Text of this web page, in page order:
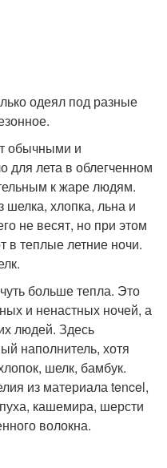
одеял под разные
обычными и
для лета в облегченном
к жаре людям.
шелка, хлопка, льна и
не весят, но при этом
теплые летние ночи.
больше тепла. Это
и ненастных ночей, а
людей. Здесь
наполнитель, хотя
шелк, бамбук.
из материала tencel,
кашемира, шерсти
волокна.